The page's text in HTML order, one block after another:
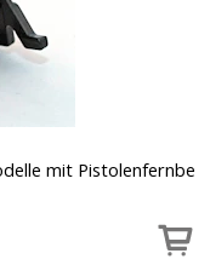
mit Pistolenfernbe